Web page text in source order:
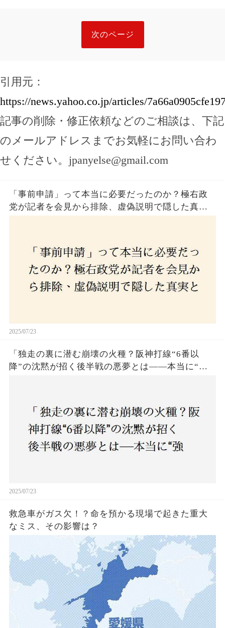
次のページ
引用元：
https://news.yahoo.co.jp/articles/
記事の削除・修正依頼などのご相談は、下記
のメールアドレスまでお気軽にお問い合わ
せください。 jpanyelse@gmail.com
「事前申請」って本当に必要だったのか？極右政
党が記者を会見から排除、虚偽説明で隠した真実
2025/07/23
「独走の裏に潜む崩壊の火種？阪神打線“6番以
降”の沈黙が招く後半戦の悪夢とは——本当に“強
2025/07/23
救急車がガス欠！？命を預かる現場で起きた重大
なミス、その影響は？